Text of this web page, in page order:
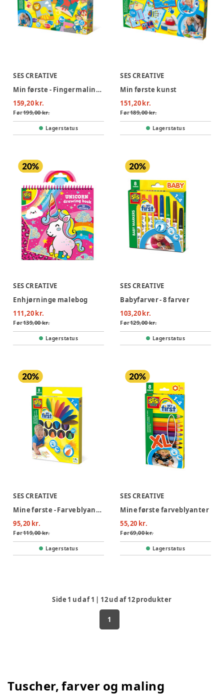
SES CREATIVE
Min første - Fingermaling - Håndaftryk - Dyr
159,20 kr.
Før199,00 kr.
Lagerstatus
SES CREATIVE
Min første kunst
151,20 kr.
Før189,00 kr.
Lagerstatus
SES CREATIVE
Enhjørninge malebog
111,20 kr.
Før139,00 kr.
Lagerstatus
SES CREATIVE
Babyfarver - 8 farver
103,20 kr.
Før129,00 kr.
Lagerstatus
SES CREATIVE
Mine første - Farveblyanter 8 stk
95,20 kr.
Før119,00 kr.
Lagerstatus
SES CREATIVE
Mine første farveblyanter
55,20 kr.
Før69,00 kr.
Lagerstatus
Side 1 ud af1 | 12ud af12produkter
1
Tuscher, farver og maling